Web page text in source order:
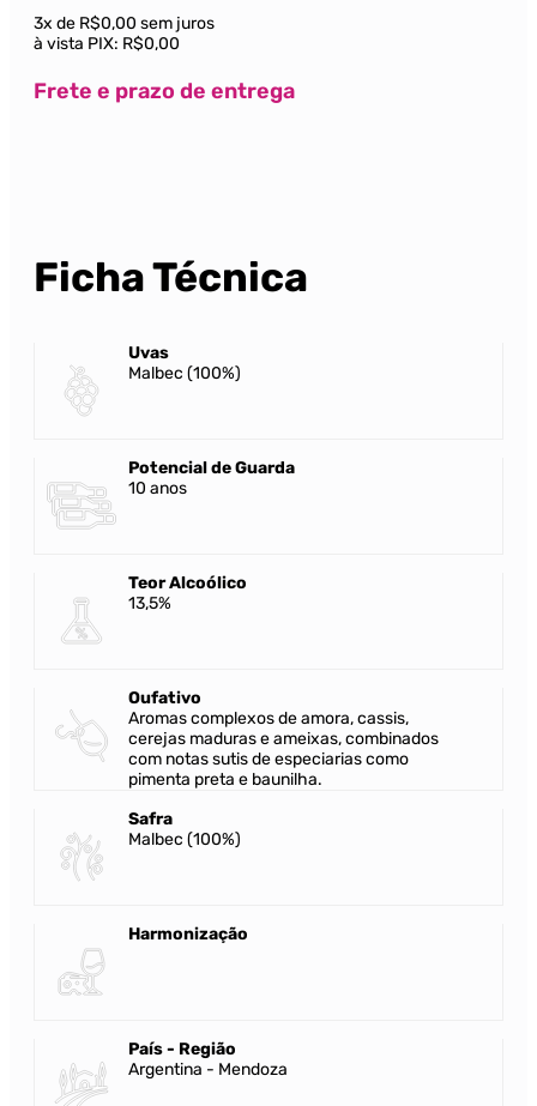
3x de R$0,00 sem juros
à vista PIX: R$0,00
Frete e prazo de entrega
Ficha Técnica
Uvas
Malbec (100%)
Potencial de Guarda
10 anos
Teor Alcoólico
13,5%
Oufativo
Aromas complexos de amora, cassis,
cerejas maduras e ameixas, combinados
com notas sutis de especiarias como
pimenta preta e baunilha.
Safra
Malbec (100%)
Harmonização
País - Região
Argentina - Mendoza